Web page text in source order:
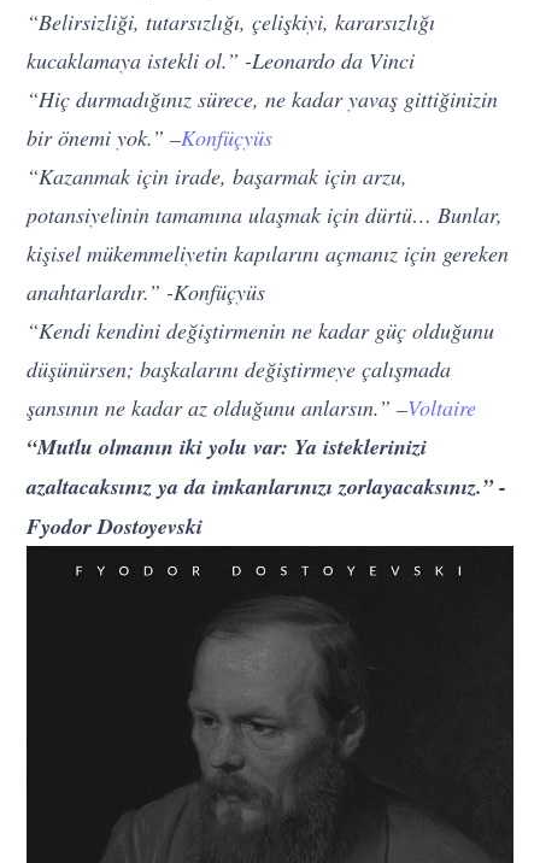
“Belirsizliği, tutarsızlığı, çelişkiyi, kararsızlığı
kucaklamaya istekli ol.” -Leonardo da Vinci
“Hiç durmadığınız sürece, ne kadar yavaş gittiğinizin
bir önemi yok.” –Konfüçyüs
“Kazanmak için irade, başarmak için arzu,
potansiyelinin tamamına ulaşmak için dürtü… Bunlar,
kişisel mükemmeliyetin kapılarını açmanız için gereken
anahtarlardır.” -Konfüçyüs
“Kendi kendini değiştirmenin ne kadar güç olduğunu
düşünürsen; başkalarını değiştirmeye çalışmada
şansının ne kadar az olduğunu anlarsın.” –Voltaire
“Mutlu olmanın iki yolu var: Ya isteklerinizi
azaltacaksınız ya da imkanlarınızı zorlayacaksınız.” -
Fyodor Dostoyevski